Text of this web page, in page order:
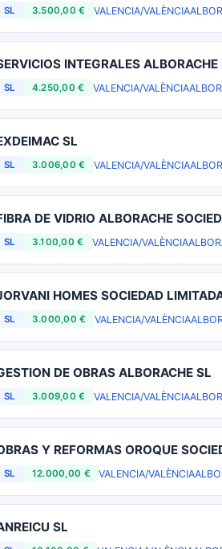
SL 3.500,00 € VALENCIA/VALÈNCIA
INTEGRALES
SL 4.250,00 € VALENCIA/VALÈNCIA
SL
SL 3.006,00 € VALENCIA/VALÈNCIA
DE VIDRIO ALBORACHE
SL 3.100,00 € VALENCIA/VALÈNCIA
HOMES SOCIEDAD
SL 3.000,00 € VALENCIA/VALÈNCIA
DE OBRAS ALBORACHE SL
SL 3.009,00 € VALENCIA/VALÈNCIA
Y REFORMAS OROQUE
SL 12.000,00 € VALENCIA/VALÈNCIA
SL